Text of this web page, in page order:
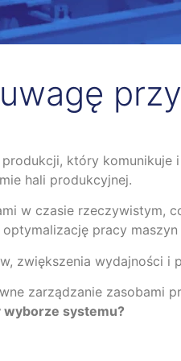
który
hali produkcyjnej.
w czasie rzeczywistym,
pracy
zwiększenia wydajności i
zarządzanie zasobami
wyborze systemu?